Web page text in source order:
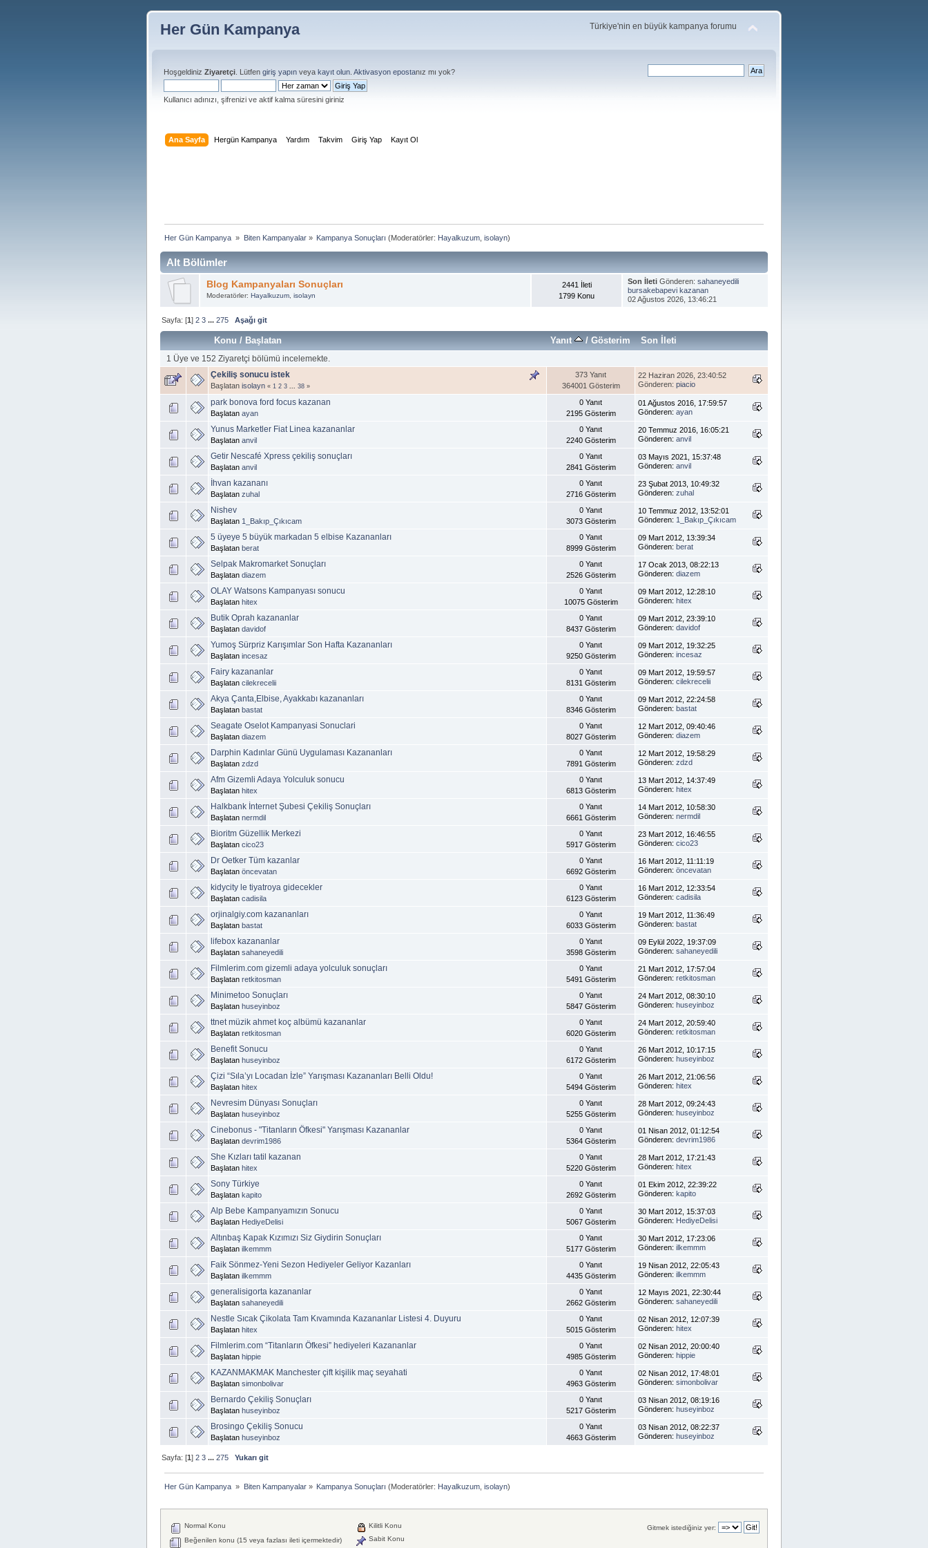
Her Gün Kampanya Türkiye'nin en büyük kampanya forumu
Hoşgeldiniz Ziyaretçi . Lütfen giriş yapın veya kayıt olun Aktivasyon epostanız mı yok?
Kullanıcı adınızı, şifrenizi ve aktif kalma süresini giriniz
Ana Sayfa Hergün Kampanya Yardım Takvim Giriş Yap Kayıt Ol
Her Gün Kampanya » Biten Kampanyalar» Kampanya Sonuçları (Moderatörler: Hayalkuzum, isolayn)
Alt Bölümler
Blog Kampanyaları Sonuçları
Moderatörler: Hayalkuzum, isolayn
2441 İleti
1799 Konu
Son İleti Gönderen:sahaneyedili
bursakebapevi kazanan
02 Ağustos 2026, 13:46:21
Sayfa: [1]2 3 ...275 Aşağı git
Konu / Başlatan Yanıt / Gösterim Son İleti
1 Üye ve 152 Ziyaretçi bölümü incelemekte.
Çekiliş sonucu istek
Başlatan isolayn « 1 2 3 ... 38 »
373 Yanıt
364001 Gösterim
22 Haziran 2026, 23:40:52
Gönderen: piacio
park bonova ford focus kazanan
Başlatan ayan
0 Yanıt
2195 Gösterim
01 Ağustos 2016, 17:59:57
Gönderen: ayan
Yunus Marketler Fiat Linea kazananlar
Başlatan anvil
0 Yanıt
2240 Gösterim
20 Temmuz 2016, 16:05:21
Gönderen: anvil
Getir Nescafé Xpress çekiliş sonuçları
Başlatan anvil
0 Yanıt
2841 Gösterim
03 Mayıs 2021, 15:37:48
Gönderen: anvil
İhvan kazananı
Başlatan zuhal
0 Yanıt
2716 Gösterim
23 Şubat 2013, 10:49:32
Gönderen: zuhal
Nishev
Başlatan 1_Bakıp_Çıkıcam
0 Yanıt
3073 Gösterim
10 Temmuz 2012, 13:52:01
Gönderen: 1_Bakıp_Çıkıcam
5 üyeye 5 büyük markadan 5 elbise Kazananları
Başlatan berat
0 Yanıt
8999 Gösterim
09 Mart 2012, 13:39:34
Gönderen: berat
Selpak Makromarket Sonuçları
Başlatan diazem
0 Yanıt
2526 Gösterim
17 Ocak 2013, 08:22:13
Gönderen: diazem
OLAY Watsons Kampanyası sonucu
Başlatan hitex
0 Yanıt
10075 Gösterim
09 Mart 2012, 12:28:10
Gönderen: hitex
Butik Oprah kazananlar
Başlatan davidof
0 Yanıt
8437 Gösterim
09 Mart 2012, 23:39:10
Gönderen: davidof
Yumoş Sürpriz Karışımlar Son Hafta Kazananları
Başlatan incesaz
0 Yanıt
9250 Gösterim
09 Mart 2012, 19:32:25
Gönderen: incesaz
Fairy kazananlar
Başlatan cilekrecelii
0 Yanıt
8131 Gösterim
09 Mart 2012, 19:59:57
Gönderen: cilekrecelii
Akya Çanta,Elbise, Ayakkabı kazananları
Başlatan bastat
0 Yanıt
8346 Gösterim
09 Mart 2012, 22:24:58
Gönderen: bastat
Seagate Oselot Kampanyasi Sonuclari
Başlatan diazem
0 Yanıt
8027 Gösterim
12 Mart 2012, 09:40:46
Gönderen: diazem
Darphin Kadınlar Günü Uygulaması Kazananları
Başlatan zdzd
0 Yanıt
7891 Gösterim
12 Mart 2012, 19:58:29
Gönderen: zdzd
Afm Gizemli Adaya Yolculuk sonucu
Başlatan hitex
0 Yanıt
6813 Gösterim
13 Mart 2012, 14:37:49
Gönderen: hitex
Halkbank İnternet Şubesi Çekiliş Sonuçları
Başlatan nermdil
0 Yanıt
6661 Gösterim
14 Mart 2012, 10:58:30
Gönderen: nermdil
Bioritm Güzellik Merkezi
Başlatan cico23
0 Yanıt
5917 Gösterim
23 Mart 2012, 16:46:55
Gönderen: cico23
Dr Oetker Tüm kazanlar
Başlatan öncevatan
0 Yanıt
6692 Gösterim
16 Mart 2012, 11:11:19
Gönderen: öncevatan
kidycity le tiyatroya gidecekler
Başlatan cadisila
0 Yanıt
6123 Gösterim
16 Mart 2012, 12:33:54
Gönderen: cadisila
orjinalgiy.com kazananları
Başlatan bastat
0 Yanıt
6033 Gösterim
19 Mart 2012, 11:36:49
Gönderen: bastat
lifebox kazananlar
Başlatan sahaneyedili
0 Yanıt
3598 Gösterim
09 Eylül 2022, 19:37:09
Gönderen: sahaneyedili
Filmlerim.com gizemli adaya yolculuk sonuçları
Başlatan retkitosman
0 Yanıt
5491 Gösterim
21 Mart 2012, 17:57:04
Gönderen: retkitosman
Minimetoo Sonuçları
Başlatan huseyinboz
0 Yanıt
5847 Gösterim
24 Mart 2012, 08:30:10
Gönderen: huseyinboz
ttnet müzik ahmet koç albümü kazananlar
Başlatan retkitosman
0 Yanıt
6020 Gösterim
24 Mart 2012, 20:59:40
Gönderen: retkitosman
Benefit Sonucu
Başlatan huseyinboz
0 Yanıt
6172 Gösterim
26 Mart 2012, 10:17:15
Gönderen: huseyinboz
Çizi “Sıla’yı Locadan İzle” Yarışması Kazananları Belli Oldu!
Başlatan hitex
0 Yanıt
5494 Gösterim
26 Mart 2012, 21:06:56
Gönderen: hitex
Nevresim Dünyası Sonuçları
Başlatan huseyinboz
0 Yanıt
5255 Gösterim
28 Mart 2012, 09:24:43
Gönderen: huseyinboz
Cinebonus - "Titanların Öfkesi" Yarışması Kazananlar
Başlatan devrim1986
0 Yanıt
5364 Gösterim
01 Nisan 2012, 01:12:54
Gönderen: devrim1986
She Kızları tatil kazanan
Başlatan hitex
0 Yanıt
5220 Gösterim
28 Mart 2012, 17:21:43
Gönderen: hitex
Sony Türkiye
Başlatan kapito
0 Yanıt
2692 Gösterim
01 Ekim 2012, 22:39:22
Gönderen: kapito
Alp Bebe Kampanyamızın Sonucu
Başlatan HediyeDelisi
0 Yanıt
5067 Gösterim
30 Mart 2012, 15:37:03
Gönderen: HediyeDelisi
Altınbaş Kapak Kızımızı Siz Giydirin Sonuçları
Başlatan ilkemmm
0 Yanıt
5177 Gösterim
30 Mart 2012, 17:23:06
Gönderen: ilkemmm
Faik Sönmez-Yeni Sezon Hediyeler Geliyor Kazanları
Başlatan ilkemmm
0 Yanıt
4435 Gösterim
19 Nisan 2012, 22:05:43
Gönderen: ilkemmm
generalisigorta kazananlar
Başlatan sahaneyedili
0 Yanıt
2662 Gösterim
12 Mayıs 2021, 22:30:44
Gönderen: sahaneyedili
Nestle Sıcak Çikolata Tam Kıvamında Kazananlar Listesi 4. Duyuru
Başlatan hitex
0 Yanıt
5015 Gösterim
02 Nisan 2012, 12:07:39
Gönderen: hitex
Filmlerim.com “Titanların Öfkesi” hediyeleri Kazananlar
Başlatan hippie
0 Yanıt
4985 Gösterim
02 Nisan 2012, 20:00:40
Gönderen: hippie
KAZANMAKMAK Manchester çift kişilik maç seyahati
Başlatan simonbolivar
0 Yanıt
4963 Gösterim
02 Nisan 2012, 17:48:01
Gönderen: simonbolivar
Bernardo Çekiliş Sonuçları
Başlatan huseyinboz
0 Yanıt
5217 Gösterim
03 Nisan 2012, 08:19:16
Gönderen: huseyinboz
Brosingo Çekiliş Sonucu
Başlatan huseyinboz
0 Yanıt
4663 Gösterim
03 Nisan 2012, 08:22:37
Gönderen: huseyinboz
Sayfa: [1]2 3 ...275 Yukarı git
Her Gün Kampanya » Biten Kampanyalar» Kampanya Sonuçları (Moderatörler: Hayalkuzum, isolayn)
Gitmek istediğiniz yer:
Normal Konu
Beğenilen konu (15 veya fazlası ileti içermektedir)
Kilitli Konu
Sabit Konu